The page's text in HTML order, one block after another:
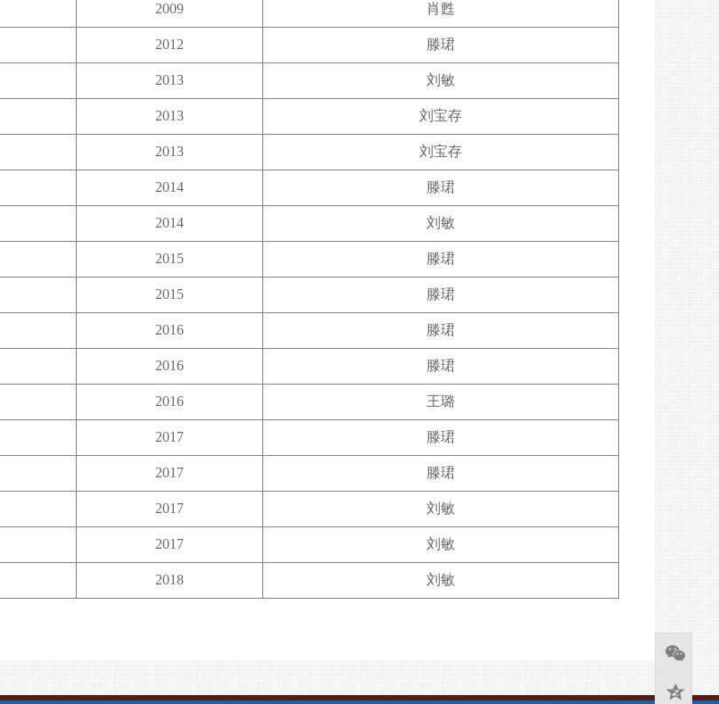
2009 肖甦
2012 滕珺
2013 刘敏
2013 刘宝存
2013 刘宝存
2014 滕珺
2014 刘敏
2015 滕珺
2015 滕珺
2016 滕珺
2016 滕珺
2016 王璐
2017 滕珺
2017 滕珺
2017 刘敏
2017 刘敏
2018 刘敏